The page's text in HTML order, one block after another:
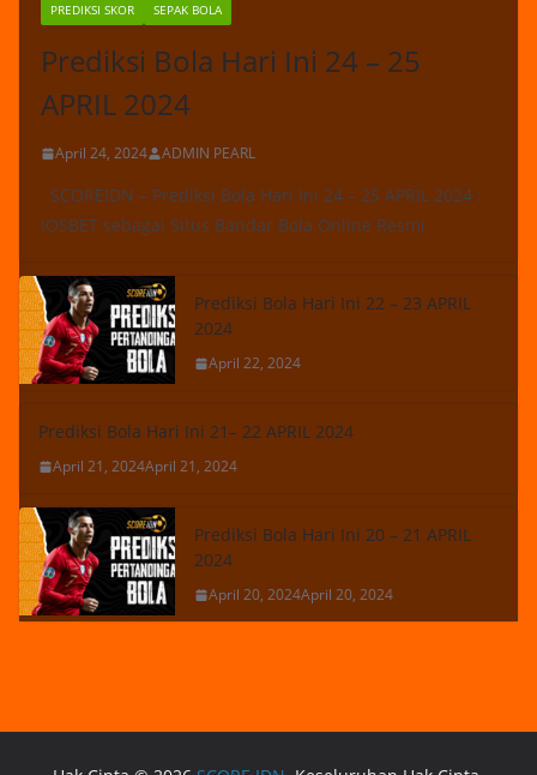
PREDIKSI SKOR SEPAK BOLA
Prediksi Bola Hari Ini 24 – 25
APRIL 2024
April 24, 2024 ADMIN PEARL
SCOREIDN – Prediksi Bola Hari Ini 24 – 25 APRIL 2024 :
IOSBET sebagai Situs Bandar Bola Online Resmi
Prediksi Bola Hari Ini 22 – 23 APRIL
2024
April 22, 2024
Prediksi Bola Hari Ini 21– 22 APRIL 2024
April 21, 2024April 21, 2024
Prediksi Bola Hari Ini 20 – 21 APRIL
2024
April 20, 2024April 20, 2024